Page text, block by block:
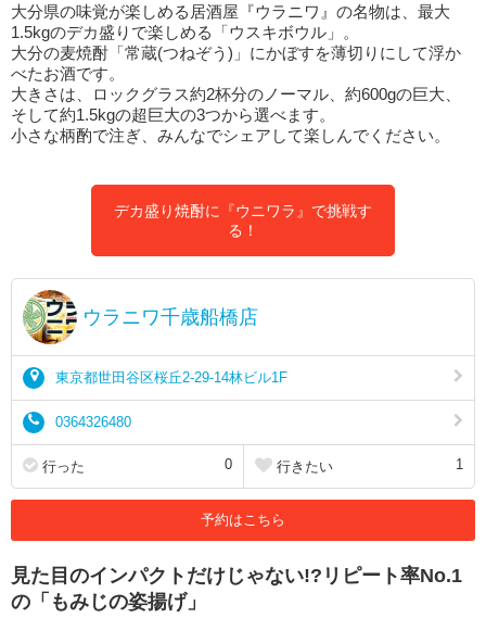
大分県の味覚が楽しめる居酒屋『ウラニワ』の名物は、最大
1.5kgのデカ盛りで楽しめる「ウスキボウル」。
大分の麦焼酎「常蔵(つねぞう)」にかぼすを薄切りにして浮か
べたお酒です。
大きさは、ロックグラス約2杯分のノーマル、約600gの巨大、
そして約1.5kgの超巨大の3つから選べます。
小さな柄酌で注ぎ、みんなでシェアして楽しんでください。
デカ盛り焼酎に『ウニワラ』で挑戦す
る！
ウラニワ千歳船橋店
東京都世田谷区桜丘2-29-14林ビル1F
0364326480
行った 0 行きたい 1
予約はこちら
見た目のインパクトだけじゃない!?リピート率No.1
の「もみじの姿揚げ」